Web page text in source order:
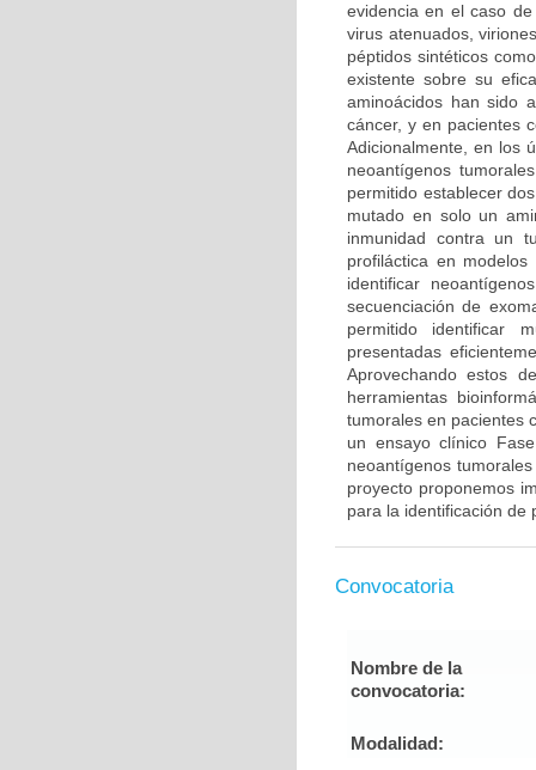
evidencia en el caso
virus atenuados,
péptidos sintéticos
existente sobre su
aminoácidos han sido
cáncer, y en pacientes
Adicionalmente, en los
neoantígenos
permitido establecer
mutado en solo un
inmunidad contra un
profiláctica en
identificar
secuenciación de
permitido identificar
presentadas
Aprovechando estos
herramientas
tumorales en pacientes
un ensayo clínico
neoantígenos
proyecto proponemos
para la identificación de
Convocatoria
Nombre de la
convocatoria:
Modalidad: